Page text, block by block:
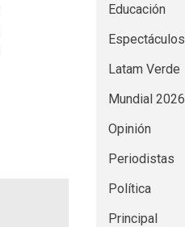
Educación
Espectáculos
Latam Verde
Mundial 2026
Opinión
Periodistas
Política
Principal